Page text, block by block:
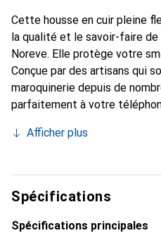
Cette housse en cuir pleine
la qualité et le savoir-faire
Noreve. Elle protège votre
Conçue par des artisans qui
maroquinerie depuis de
parfaitement à votre
devient l'accessoire chic et
produits de haute qualité, la
sûr pour une clientèle
Afficher plus
Spécifications
Spécifications principales